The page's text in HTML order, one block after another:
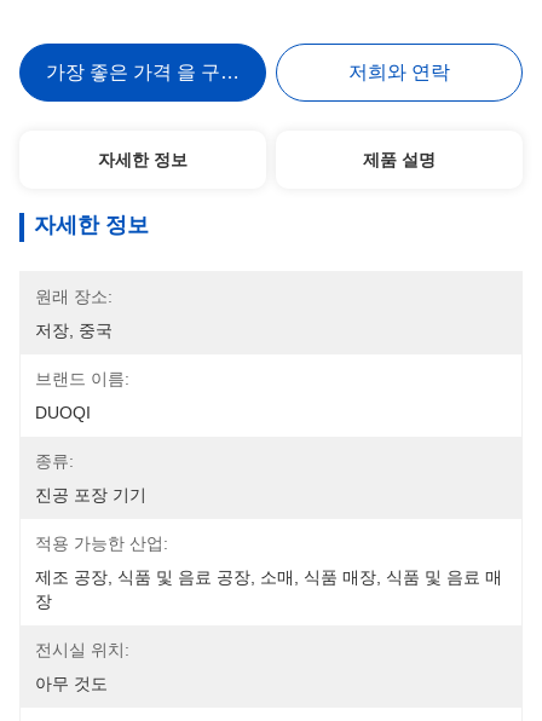
가장 좋은 가격 을 구하라 저희와 연락
자세한 정보 제품 설명
자세한 정보
원래 장소:
저장, 중국
브랜드 이름:
DUOQI
종류:
진공 포장 기기
적용 가능한 산업:
제조 공장, 식품 및 음료 공장, 소매, 식품 매장, 식품 및 음료 매
장
전시실 위치:
아무 것도